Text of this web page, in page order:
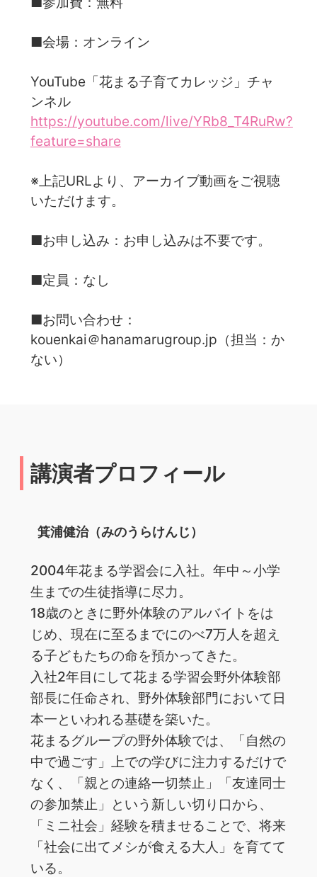
■会場：オンライン
YouTube「花まる子育てカレッジ」チャ
ンネル
https://youtube.com/live/YRb8_T4RuRw?
feature=share
※上記URLより、アーカイブ動画をご視聴
いただけます。
■お申し込み：お申し込みは不要です。
■定員：なし
■お問い合わせ：
kouenkai＠hanamarugroup.jp（担当：か
ない）
講演者プロフィール
箕浦健治（みのうらけんじ）
2004年花まる学習会に入社。年中～小学
生までの生徒指導に尽力。
18歳のときに野外体験のアルバイトをは
じめ、現在に至るまでにのべ7万人を超え
る子どもたちの命を預かってきた。
入社2年目にして花まる学習会野外体験部
部長に任命され、野外体験部門において日
本一といわれる基礎を築いた。
花まるグループの野外体験では、「自然の
中で過ごす」上での学びに注力するだけで
なく、「親との連絡一切禁止」「友達同士
の参加禁止」という新しい切り口から、
「ミニ社会」経験を積ませることで、将来
「社会に出てメシが食える大人」を育てて
いる。